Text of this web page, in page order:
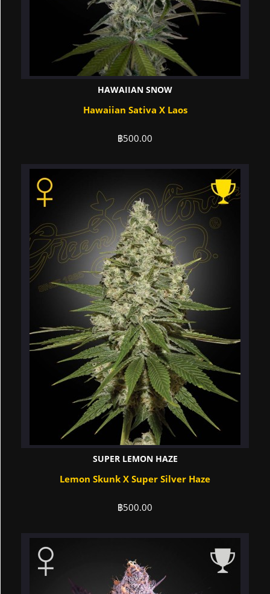
HAWAIIAN SNOW
Hawaiian Sativa X Laos
฿500.00
SUPER LEMON HAZE
Lemon Skunk X Super Silver Haze
฿500.00